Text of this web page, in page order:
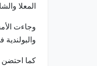
المعلا
وجاءت
كما احتضن